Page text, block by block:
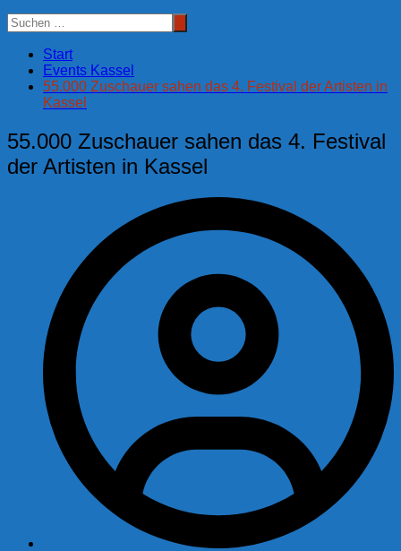
Start
Events Kassel
55.000 Zuschauer sahen das 4. Festival der Artisten in
Kassel
55.000 Zuschauer sahen das 4. Festival
der Artisten in Kassel